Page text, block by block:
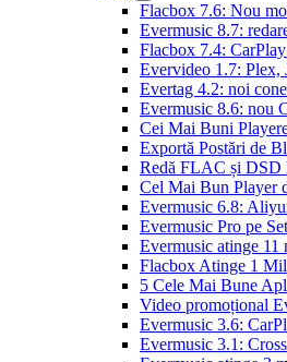
Flacbox 7.6: Nou
Evermusic 8.7:
Flacbox 7.4:
Evervideo 1.7: Plex,
Evertag 4.2: noi
Evermusic 8.6: nou
Cei Mai Buni
Exportă Postări de
Redă FLAC și DSD
Cel Mai Bun Player
Evermusic 6.8:
Evermusic Pro pe
Evermusic atinge 11
Flacbox Atinge 1
5 Cele Mai Bune
Video promoțional
Evermusic 3.6:
Evermusic 3.1: